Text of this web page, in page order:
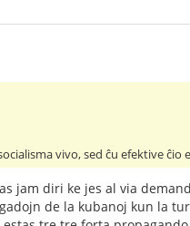
vivo, sed ĉu efektive ĉio
jam diri ke jes al via
de la kubanoj kun la